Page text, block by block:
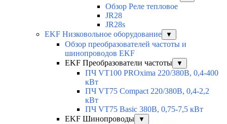
Обзор Реле тепловое
JR28
JR28s
EKF Низковольное оборудование
▼
Обзор преобразователей частоты и
шинопроводов EKF
EKF Преобразователи частоты
▼
ПЧ VT100 PROxima 220/380В, 0,4-400
кВт
ПЧ VT75 Compact 220/380В, 0,4-2,2
кВт
ПЧ VT75 Basic 380В, 0,75-7,5 кВт
EKF Шинопроводы
▼